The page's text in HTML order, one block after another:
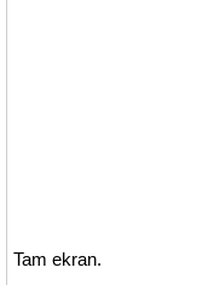
Tam ekran.